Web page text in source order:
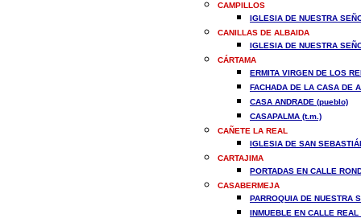
CAMPILLOS
IGLESIA DE NUESTRA
CANILLAS DE ALBAIDA
IGLESIA DE NUESTRA
CÁRTAMA
ERMITA VIRGEN DE LOS
FACHADA DE LA CASA DE
CASA ANDRADE (pueblo)
CASAPALMA (t.m.)
CAÑETE LA REAL
IGLESIA DE SAN
CARTAJIMA
PORTADAS EN CALLE
CASABERMEJA
PARROQUIA DE NUESTRA
INMUEBLE EN CALLE